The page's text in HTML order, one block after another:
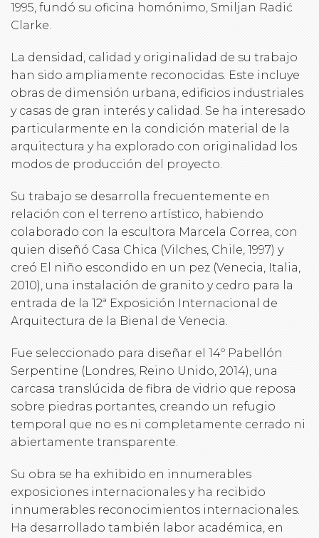
1995, fundó su oficina homónimo, Smiljan Radić
Clarke.
La densidad, calidad y originalidad de su trabajo
han sido ampliamente reconocidas. Este incluye
obras de dimensión urbana, edificios industriales
y casas de gran interés y calidad. Se ha interesado
particularmente en la condición material de la
arquitectura y ha explorado con originalidad los
modos de producción del proyecto.
Su trabajo se desarrolla frecuentemente en
relación con el terreno artístico, habiendo
colaborado con la escultora Marcela Correa, con
quien diseñó Casa Chica (Vilches, Chile, 1997) y
creó El niño escondido en un pez (Venecia, Italia,
2010), una instalación de granito y cedro para la
entrada de la 12ª Exposición Internacional de
Arquitectura de la Bienal de Venecia.
Fue seleccionado para diseñar el 14º Pabellón
Serpentine (Londres, Reino Unido, 2014), una
carcasa translúcida de fibra de vidrio que reposa
sobre piedras portantes, creando un refugio
temporal que no es ni completamente cerrado ni
abiertamente transparente.
Su obra se ha exhibido en innumerables
exposiciones internacionales y ha recibido
innumerables reconocimientos internacionales.
Ha desarrollado también labor académica, en